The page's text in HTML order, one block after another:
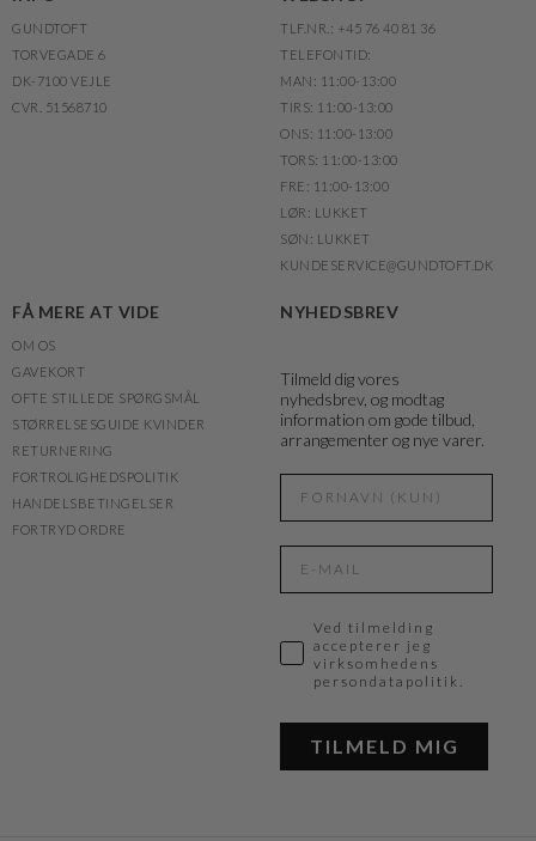
GUNDTOFT
TORVEGADE 6
DK-7100 VEJLE
CVR. 51568710
TLF.NR.: +45 76 40 81 36
TELEFONTID:
MAN: 11:00-13:00
TIRS: 11:00-13:00
ONS: 11:00-13:00
TORS: 11:00-13:00
FRE: 11:00-13:00
LØR: LUKKET
SØN: LUKKET
KUNDESERVICE@GUNDTOFT.DK
FÅ MERE AT VIDE
OM OS
GAVEKORT
OFTE STILLEDE SPØRGSMÅL
STØRRELSESGUIDE KVINDER
RETURNERING
FORTROLIGHEDSPOLITIK
HANDELSBETINGELSER
FORTRYD ORDRE
NYHEDSBREV
Tilmeld dig vores
nyhedsbrev, og modtag
information om gode tilbud,
arrangementer og nye varer.
Ved tilmelding
accepterer jeg
virksomhedens
persondatapolitik.
TILMELD MIG